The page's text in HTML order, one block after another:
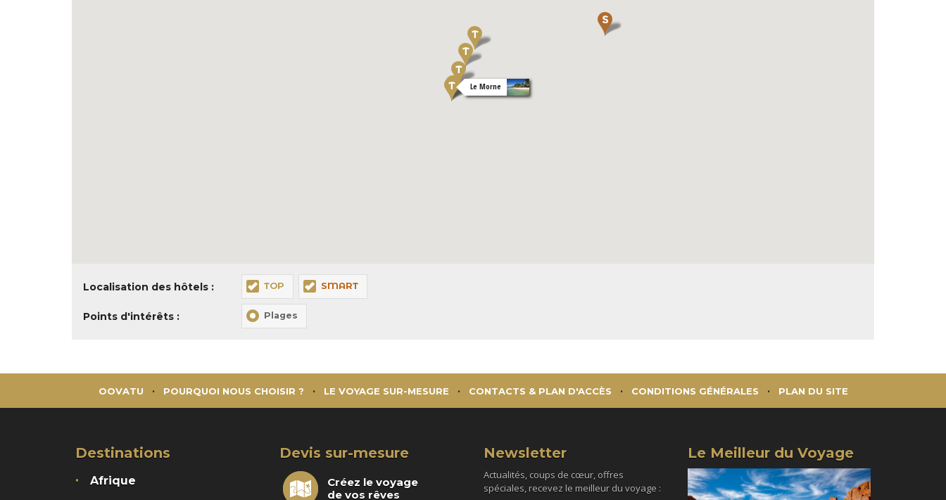
Le Morne
Localisation des hôtels : TOP SMART
Points d'intérêts : Plages
OOVATU POURQUOI NOUS CHOISIR ? LE VOYAGE SUR-MESURE CONTACTS & PLAN D'ACCÈS CONDITIONS GÉNÉRALES PLAN DU SITE
Destinations
Afrique
Devis sur-mesure
Créez le voyage
de vos rêves
Newsletter
Actualités, coups de cœur, offres
spéciales, recevez le meilleur du voyage :
Le Meilleur du Voyage